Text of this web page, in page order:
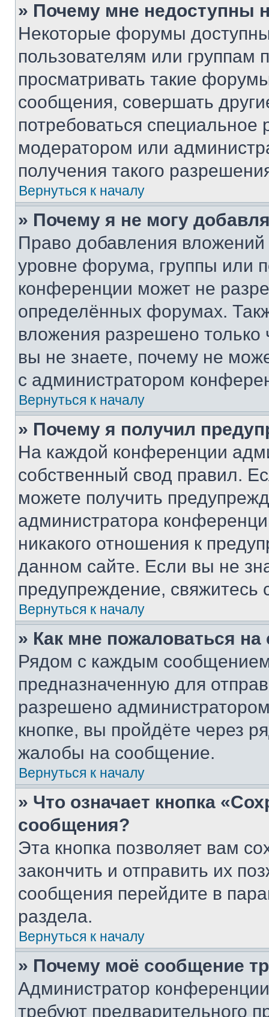
» Почему мне недоступны
Некоторые форумы
пользователям или группам
просматривать такие
сообщения, совершать
потребоваться
модератором или
получения такого
Вернуться к началу
» Почему я не могу
Право добавления
уровне форума, группы или
конференции может не
определённых форумах.
вложения разрешено
вы не знаете, почему не
с администратором
Вернуться к началу
» Почему я получил
На каждой конференции
собственный свод правил.
можете получить
администратора
никакого отношения к
данном сайте. Если вы не
предупреждение,
Вернуться к началу
» Как мне пожаловаться
Рядом с каждым сообщением
предназначенную для
разрешено
кнопке, вы пройдёте через
жалобы на сообщение.
Вернуться к началу
» Что означает кнопка
сообщения?
Эта кнопка позволяет вам
закончить и отправить их
сообщения перейдите в
раздела.
Вернуться к началу
» Почему моё сообщение
Администратор
требуют предварительного